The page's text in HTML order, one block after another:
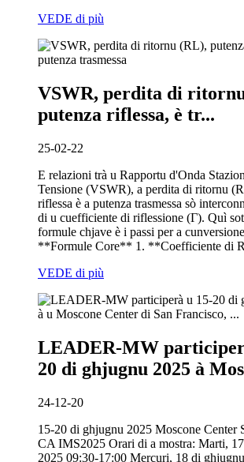
VEDE di più
VSWR, perdita di
putenza riflessa, è tr...
25-02-22
E relazioni trà u Rapportu d'Onda
Tensione (VSWR), a perdita di ritornu
riflessa è a putenza trasmessa sò
di u cuefficiente di riflessione (Γ). Quì
formule chjave è i passi per a
**Formule Core** 1. **Coefficiente di
VEDE di più
LEADER-MW
20 di ghjugnu 2025 à
24-12-20
15-20 di ghjugnu 2025 Moscone Center
CA IMS2025 Orari di a mostra: Marti,
2025 09:30-17:00 Mercuri, 18 di